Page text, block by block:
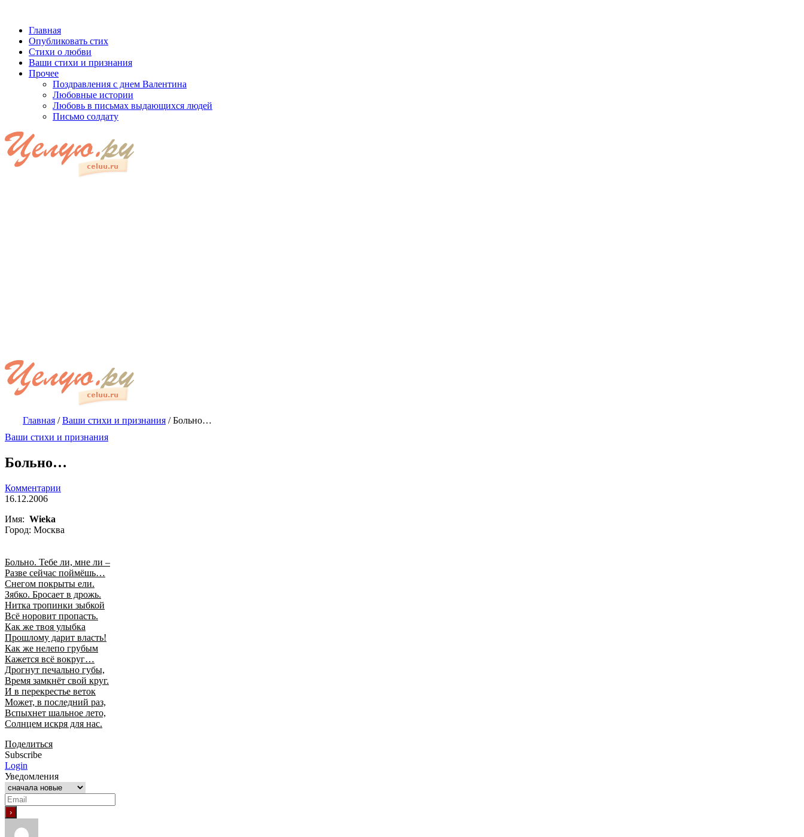
Главная
Опубликовать стих
Стихи о любви
Ваши стихи и признания
Прочее
Поздравления с днем Валентина
Любовные истории
Любовь в письмах выдающихся людей
Письмо солдату
Главная /Ваши стихи и признания /Больно…
Ваши стихи и признания
Больно…
Комментарии
16.12.2006
Имя: Wieka
Город: Москва
Больно. Тебе ли, мне ли –
Разве сейчас поймёшь…
Снегом покрыты ели.
Зябко. Бросает в дрожь.
Нитка тропинки зыбкой
Всё норовит пропасть.
Как же твоя улыбка
Прошлому дарит власть!
Как же нелепо грубым
Кажется всё вокруг…
Дрогнут печально губы,
Время замкнёт свой круг.
И в перекрестье веток
Может, в последний раз,
Вспыхнет шальное лето,
Солнцем искря для нас.
Поделиться
Subscribe
Login
Уведомления